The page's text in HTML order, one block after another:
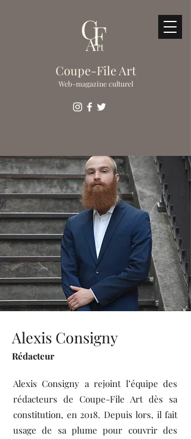
Coupe-File Art
Web-magazine culturel
Alexis Consigny
Rédacteur
Alexis Consigny a rejoint l’équipe des
rédacteurs de Coupe-File Art dès sa
constitution, en 2018. Depuis lors, il fait
usage de sa plume pour couvrir des